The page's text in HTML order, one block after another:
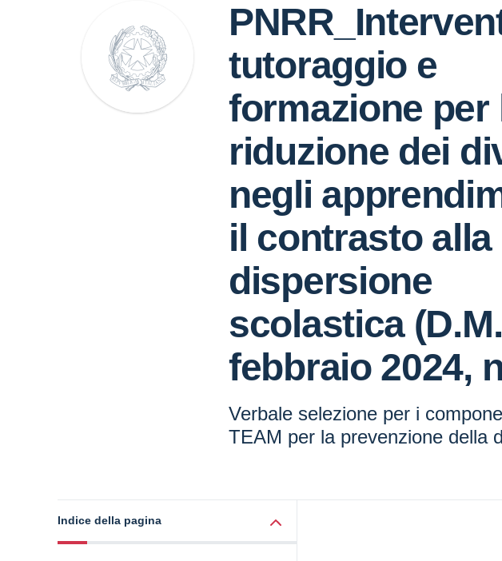
tutoraggio e
formazione per
riduzione dei
negli
il contrasto alla
dispersione
scolastica
febbraio 2024,
Verbale selezione per i
TEAM per la prevenzione della
Indice della pagina